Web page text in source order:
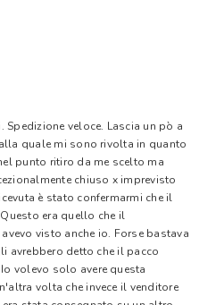
veloce. Lascia un pò a
quale mi sono rivolta in quanto
punto ritiro da me scelto ma
chiuso x imprevisto
è stato confermarmi che il
era quello che il
visto anche io. Forse bastava
avrebbero detto che il pacco
volevo solo avere questa
volta che invece il venditore